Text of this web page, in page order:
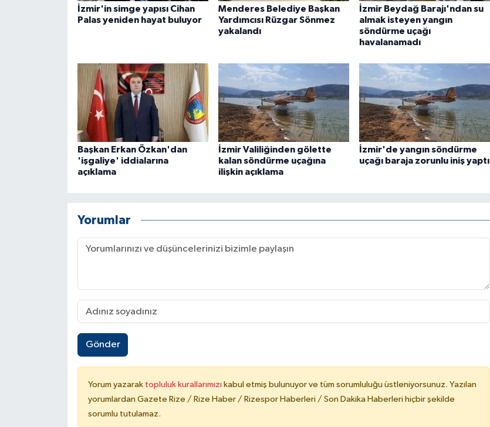
İzmir'in simge yapısı Cihan
Palas yeniden hayat buluyor
Menderes Belediye Başkan
Yardımcısı Rüzgar Sönmez
yakalandı
İzmir Beydağ Barajı'ndan su
almak isteyen yangın
söndürme uçağı
havalanamadı
Başkan Erkan Özkan'dan
'işgaliye' iddialarına
açıklama
İzmir Valiliğinden gölette
kalan söndürme uçağına
ilişkin açıklama
İzmir'de yangın söndürme
uçağı baraja zorunlu iniş yaptı
Yorumlar
Gönder
Yorum yazarak topluluk kurallarımızı kabul etmiş bulunuyor ve tüm sorumluluğu üstleniyorsunuz. Yazılan
yorumlardan Gazete Rize / Rize Haber / Rizespor Haberleri / Son Dakika Haberleri hiçbir şekilde
sorumlu tutulamaz.
Yerel Haberler